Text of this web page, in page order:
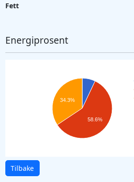
Fett
Energiprosent
34.3%
58.6%
Tilbake